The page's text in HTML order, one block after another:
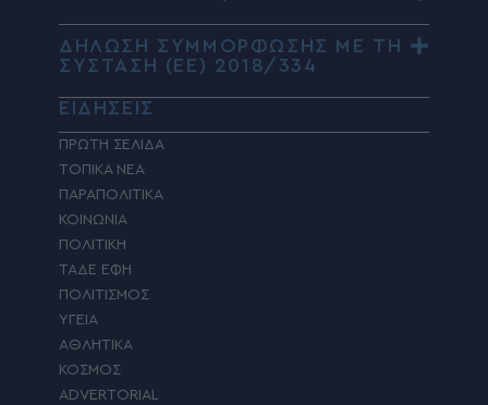
ΔΗΛΩΣΗ ΣΥΜΜΟΡΦΩΣΗΣ ΜΕ ΤΗ
ΣΥΣΤΑΣΗ (ΕΕ) 2018/334
ΕΙΔΗΣΕΙΣ
ΠΡΩΤΗ ΣΕΛΙΔΑ
ΤΟΠΙΚΑ ΝΕΑ
ΠΑΡΑΠΟΛΙΤΙΚΑ
ΚΟΙΝΩΝΙΑ
ΠΟΛΙΤΙΚΗ
ΤΑΔΕ ΕΦΗ
ΠΟΛΙΤΙΣΜΟΣ
ΥΓΕΙΑ
ΑΘΛΗΤΙΚΑ
ΚΟΣΜΟΣ
ADVERTORIAL